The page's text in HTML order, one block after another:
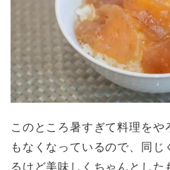
このところ暑すぎて料理をや
もなくなっているので、同
るけど美味しくちゃんとし